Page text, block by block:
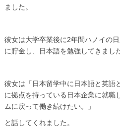
ました。
彼女は大学卒業後に2年間ハノイの
に貯金し、日本語を勉強してきました
彼女は「日本留学中に日本語と英語
に拠点を持っている日本企業に就職
ムに戻って働き続けたい。」
と話してくれました。